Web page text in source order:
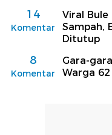
14
Komentar
Viral Bule
Sampah,
Ditutup
8
Komentar
Gara-
Warga 62